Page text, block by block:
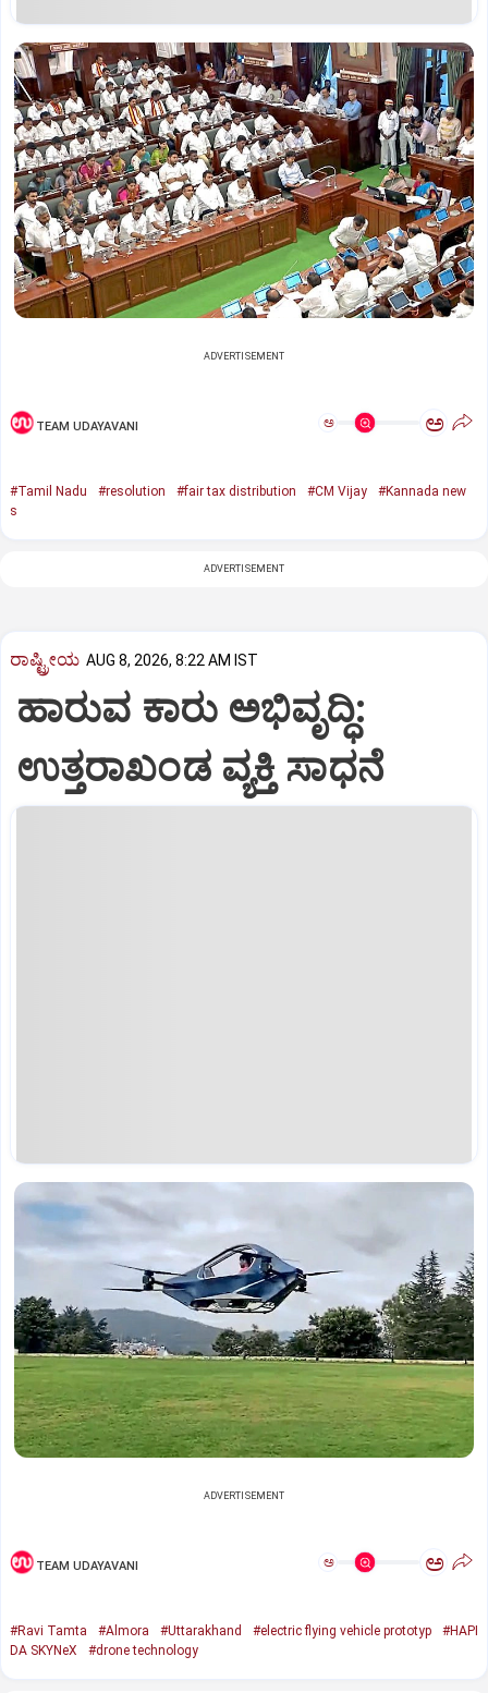
ADVERTISEMENT
TEAM UDAYAVANI ಅ ಅ
#Tamil Nadu #resolution #fair tax distribution #CM Vijay
#Kannada new
s
ADVERTISEMENT
ರಾಷ್ಟ್ರೀಯ AUG 8, 2026, 8:22 AM IST
ಹಾರುವ ಕಾರು ಅಭಿವೃದ್ಧಿ:
ಉತ್ತರಾಖಂಡ ವ್ಯಕ್ತಿ ಸಾಧನೆ
ADVERTISEMENT
TEAM UDAYAVANI ಅ ಅ
#Ravi Tamta #Almora #Uttarakhand #electric flying vehicle prototyp
#HAPI
DA SKYNeX
#drone technology